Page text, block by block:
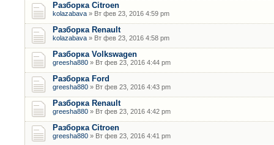
Разборка Citroen
kolazabava » Вт фев 23, 2016 4:59 pm
Разборка Renault
kolazabava » Вт фев 23, 2016 4:58 pm
Разборка Volkswagen
greesha880 » Вт фев 23, 2016 4:44 pm
Разборка Ford
greesha880 » Вт фев 23, 2016 4:43 pm
Разборка Renault
greesha880 » Вт фев 23, 2016 4:42 pm
Разборка Citroen
greesha880 » Вт фев 23, 2016 4:41 pm